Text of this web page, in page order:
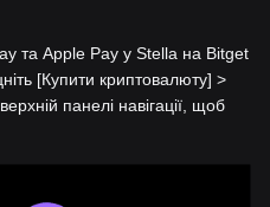
та Apple Pay у Stella на Bitget
[Купити криптовалюту] >
панелі навігації, щоб